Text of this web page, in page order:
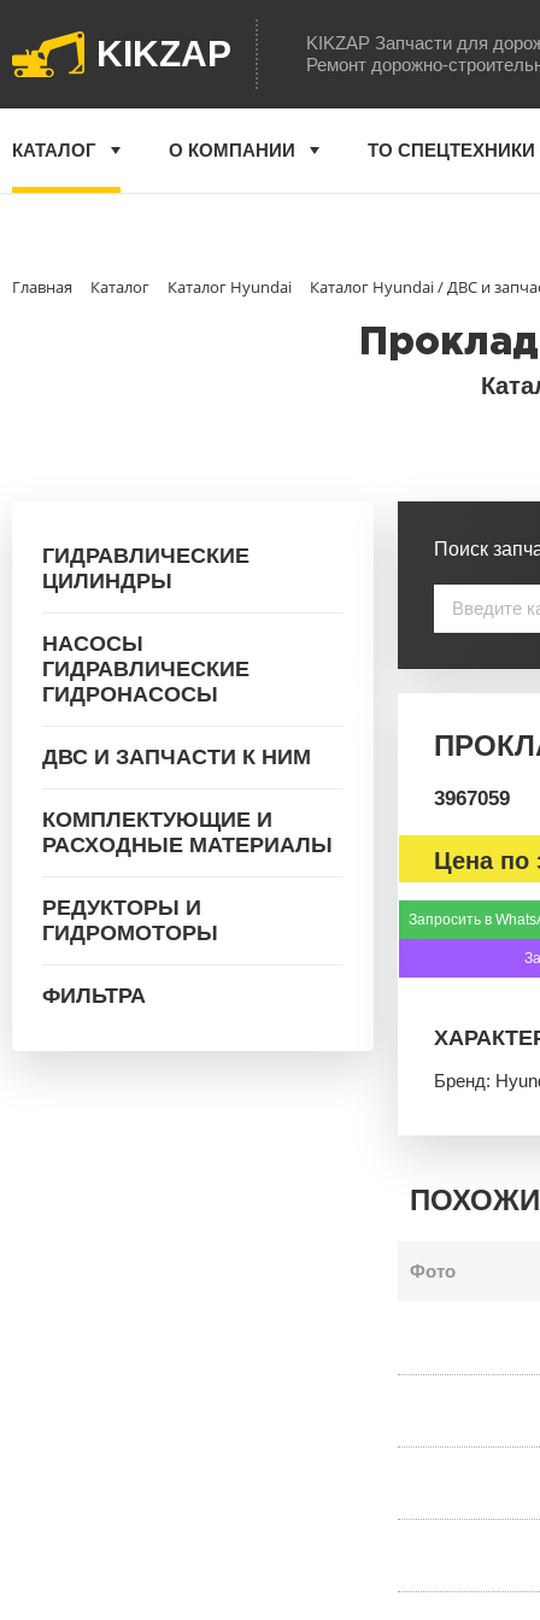
KIKZAP
KIKZAP Запчасти для
Ремонт дорожно-
КАТАЛОГ О КОМПАНИИ ТО СПЕЦТЕХНИКИ
Главная Каталог Каталог Hyundai Каталог Hyundai / ДВС и
ГИДРАВЛИЧЕСКИЕ
ЦИЛИНДРЫ
НАСОСЫ
ГИДРАВЛИЧЕСКИЕ
ГИДРОНАСОСЫ
ДВС И ЗАПЧАСТИ К НИМ
КОМПЛЕКТУЮЩИЕ И
РАСХОДНЫЕ МАТЕРИАЛЫ
РЕДУКТОРЫ И
ГИДРОМОТОРЫ
ФИЛЬТРА
Поиск
3967059
Цена по
Запросить в
Бренд:
Фото